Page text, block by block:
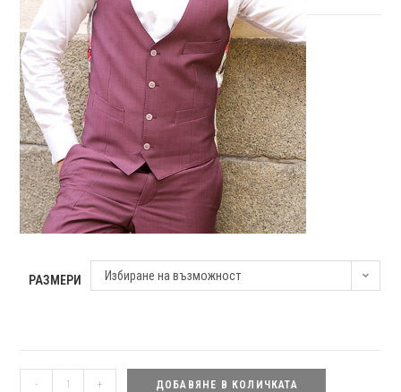
РАЗМЕРИ Избиране на възможност
количество
- + ДОБАВЯНЕ В КОЛИЧКАТА